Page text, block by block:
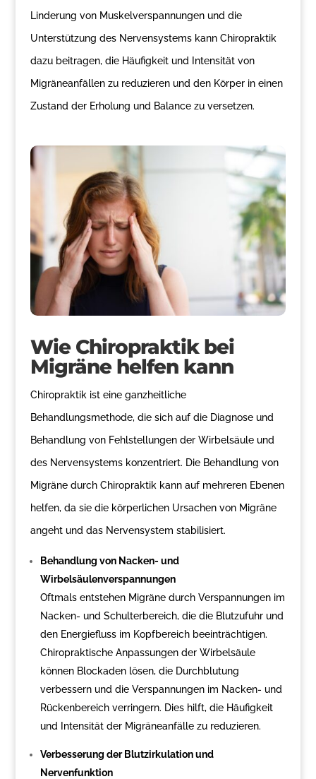
Linderung von Muskelverspannungen und die
Unterstützung des Nervensystems kann Chiropraktik
dazu beitragen, die Häufigkeit und Intensität von
Migräneanfällen zu reduzieren und den Körper in einen
Zustand der Erholung und Balance zu versetzen.
Wie Chiropraktik bei
Migräne helfen kann
Chiropraktik ist eine ganzheitliche
Behandlungsmethode, die sich auf die Diagnose und
Behandlung von Fehlstellungen der Wirbelsäule und
des Nervensystems konzentriert. Die Behandlung von
Migräne durch Chiropraktik kann auf mehreren Ebenen
helfen, da sie die körperlichen Ursachen von Migräne
angeht und das Nervensystem stabilisiert.
Behandlung von Nacken- und
Wirbelsäulenverspannungen
Oftmals entstehen Migräne durch Verspannungen im
Nacken- und Schulterbereich, die die Blutzufuhr und
den Energiefluss im Kopfbereich beeinträchtigen.
Chiropraktische Anpassungen der Wirbelsäule
können Blockaden lösen, die Durchblutung
verbessern und die Verspannungen im Nacken- und
Rückenbereich verringern. Dies hilft, die Häufigkeit
und Intensität der Migräneanfälle zu reduzieren.
Verbesserung der Blutzirkulation und
Nervenfunktion